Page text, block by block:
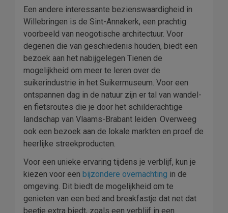
Een andere interessante bezienswaardigheid in
Willebringen is de Sint-Annakerk, een prachtig
voorbeeld van neogotische architectuur. Voor
degenen die van geschiedenis houden, biedt een
bezoek aan het nabijgelegen Tienen de
mogelijkheid om meer te leren over de
suikerindustrie in het Suikermuseum. Voor een
ontspannen dag in de natuur zijn er tal van wandel-
en fietsroutes die je door het schilderachtige
landschap van Vlaams-Brabant leiden. Overweeg
ook een bezoek aan de lokale markten en proef de
heerlijke streekproducten.
Voor een unieke ervaring tijdens je verblijf, kun je
kiezen voor een bijzondere overnachting in de
omgeving. Dit biedt de mogelijkheid om te
genieten van een bed and breakfastje dat net dat
beetje extra biedt, zoals een verblijf in een